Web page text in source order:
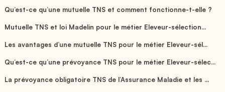
Qu’est-ce qu’une mutuelle TNS et comment fonctionne-t-elle ?
Mutuelle TNS et loi Madelin pour le métier Eleveur-sélection...
Les avantages d’une mutuelle TNS pour le métier Eleveur-sél...
Qu’est-ce qu’une prévoyance TNS pour le métier Eleveur-sélec...
La prévoyance obligatoire TNS de l’Assurance Maladie et les ...